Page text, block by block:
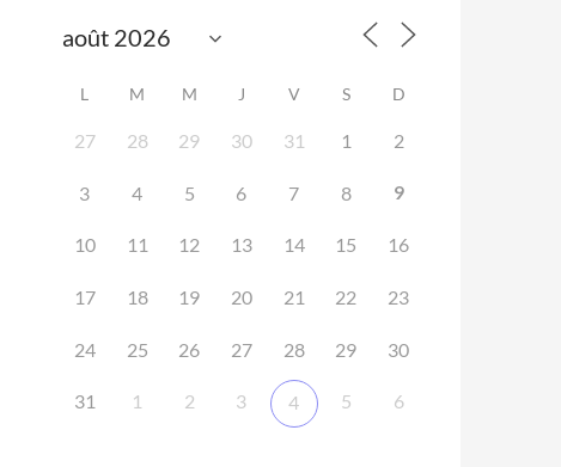
L M M J V S D
27 28 29 30 31 1 2
3 4 5 6 7 8 9
10 11 12 13 14 15 16
17 18 19 20 21 22 23
24 25 26 27 28 29 30
31 1 2 3 4 5 6